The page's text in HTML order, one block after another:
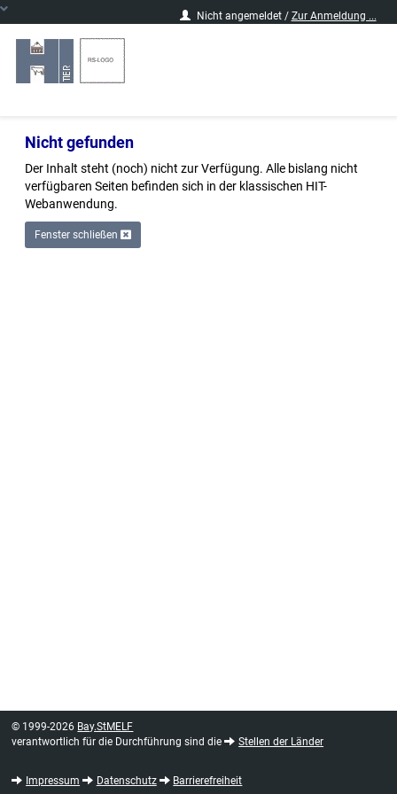
Nicht angemeldet / Zur Anmeldung ...
Logo
der
Regionalstelle
Nicht gefunden
Der Inhalt steht (noch) nicht zur Verfügung. Alle bislang nicht
verfügbaren Seiten befinden sich in der klassischen HIT-
Webanwendung.
Fenster schließen
© 1999-2026 Bay.StMELF
verantwortlich für die Durchführung sind die
Stellen der Länder
Impressum Datenschutz Barrierefreiheit